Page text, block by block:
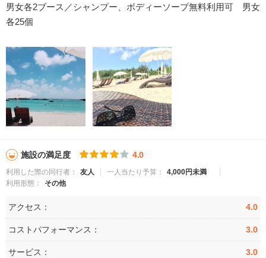
男女各2ブース／シャンプー、ボディーソープ無料利用可 男女
各25個
施設の満足度 4.0
利用した際の同行者： 友人 一人当たり予算：
4,000円未満
利用形態：
その他
アクセス： 4.0
コストパフォーマンス： 3.0
サービス： 3.0